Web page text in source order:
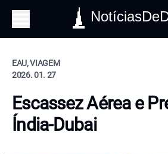
EAU, VIAGEM
2026. 01. 27
Escassez Aérea e
Índia-Dubai